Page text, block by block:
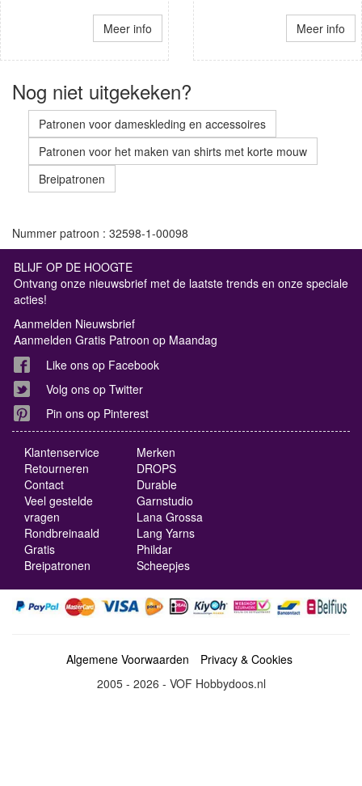
Meer info Meer info
Nog niet uitgekeken?
Patronen voor dameskleding en accessoires
Patronen voor het maken van shirts met korte mouw
Breipatronen
Nummer patroon : 32598-1-00098
BLIJF OP DE HOOGTE
Ontvang onze nieuwsbrief met de laatste trends en onze speciale
acties!
Aanmelden Nieuwsbrief
Aanmelden Gratis Patroon op Maandag
Like ons op Facebook
Volg ons op Twitter
Pin ons op Pinterest
Klantenservice
Retourneren
Contact
Veel gestelde
vragen
Rondbreinaald
Gratis
Breipatronen
Merken
DROPS
Durable
Garnstudio
Lana Grossa
Lang Yarns
Phildar
Scheepjes
Algemene Voorwaarden
Privacy & Cookies
2005 - 2026 - VOF Hobbydoos.nl